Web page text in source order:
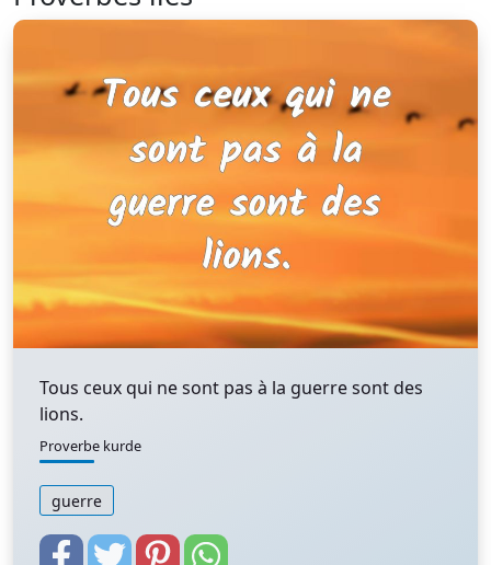
Tous ceux qui ne sont pas à la guerre sont des
lions.
Proverbe kurde
guerre